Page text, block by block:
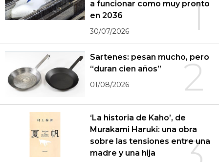
1
a funcionar como muy pronto
en 2036
30/07/2026
2
Sartenes: pesan mucho, pero
“duran cien años”
01/08/2026
‘La historia de Kaho’, de
Murakami Haruki: una obra
sobre las tensiones entre una
madre y una hija